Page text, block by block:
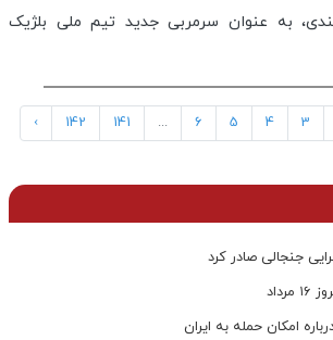
ساله هلندی، به عنوان سرمربی جدید تیم ملی بلژیک
3
4
5
6
...
141
142
›
جنجالی صادر کرد
امکان حمله به ایران